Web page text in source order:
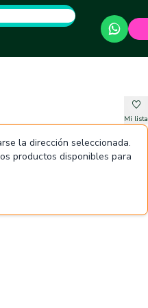
Mi lista
la dirección seleccionada.
productos disponibles para